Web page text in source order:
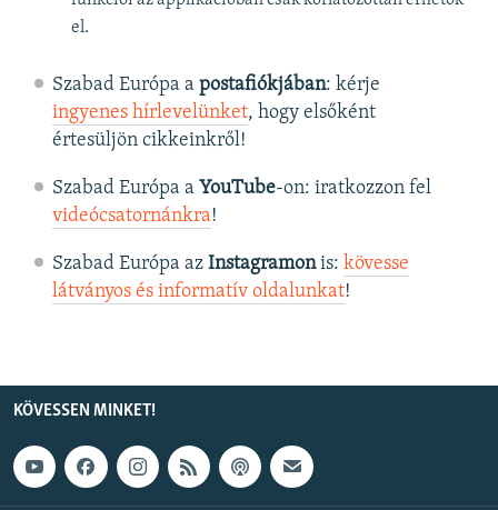
el.
Szabad Európa a postafiókjában: kérje
ingyenes hírlevelünket, hogy elsőként
értesüljön cikkeinkről!
Szabad Európa a YouTube-on: iratkozzon fel
videócsatornánkra!
Szabad Európa az Instagramonis: kövesse
látványos és informatív oldalunkat! ​
KÖVESSEN MINKET!